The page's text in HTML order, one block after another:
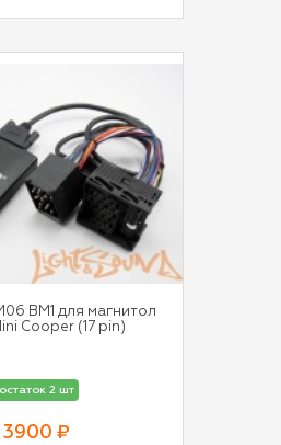
BM1 для магнитол
Cooper (17 pin)
остаток 2 шт
3900 ₽